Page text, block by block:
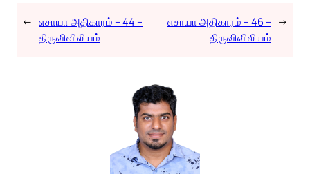
← எசாயா அதிகாரம் – 44 –
திருவிவிலியம்
எசாயா அதிகாரம் – 46 –
திருவிவிலியம்
→